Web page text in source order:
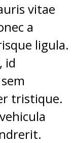
vitae
a
ligula.
id
tristique.